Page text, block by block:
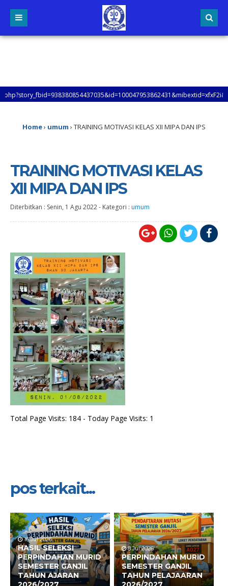
30 JAKARTA, UNTUK MENGETAHUI LEBIH LANJUT TENTANG
Home› umum › TRAINING MOTIVASI KELAS XII MIPA DAN IPS
TRAINING MOTIVASI KELAS
XII MIPA DAN IPS
Diterbitkan : Senin, 1 Agu 2022- Kategori : umum
Total Page Visits: 184 - Today Page Visits: 1
pos terkait...
16 Jul 2026
HASIL SELEKSI
PERPINDAHAN MURID
SEMESTER GANJIL
TAHUN AJARAN
8 Jul 2026
PERPINDAHAN MURID
SEMESTER GANJIL
TAHUN PELAJAARAN